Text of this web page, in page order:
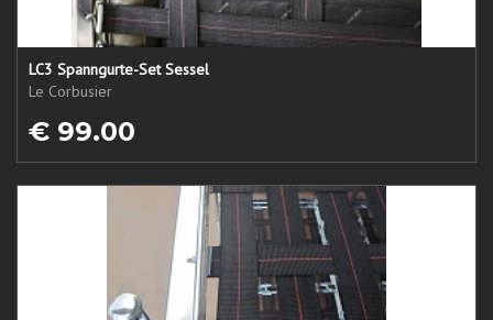
LC3 Spanngurte-Set Sessel
Le Corbusier
€ 99.00